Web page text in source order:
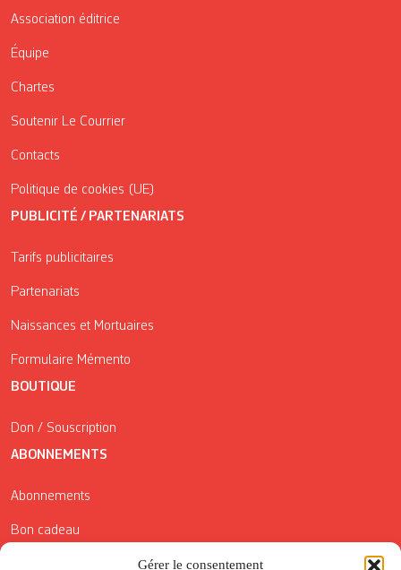
Gérer le consentement
Association éditrice
Équipe
Chartes
Soutenir Le Courrier
Contacts
Politique de cookies (UE)
PUBLICITÉ / PARTENARIATS
Tarifs publicitaires
Partenariats
Naissances et Mortuaires
Formulaire Mémento
BOUTIQUE
Don / Souscription
ABONNEMENTS
Abonnements
Bon cadeau
Conditions générales de vente